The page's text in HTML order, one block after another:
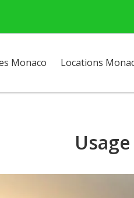
Monaco Locations